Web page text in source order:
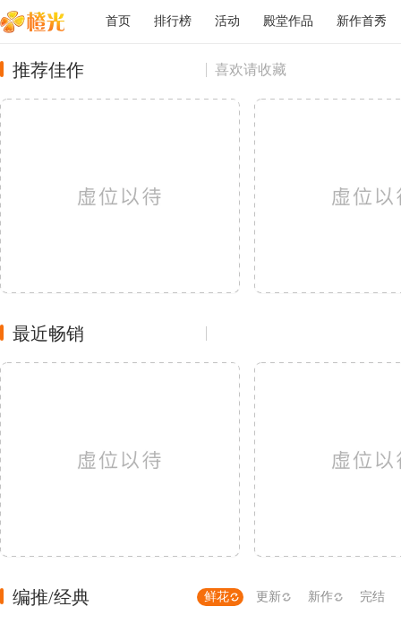
首页 排行榜 活动 殿堂作品 新作首秀
推荐佳作 喜欢请收藏
最近畅销
编推/经典 鲜花 更新 新作 完结